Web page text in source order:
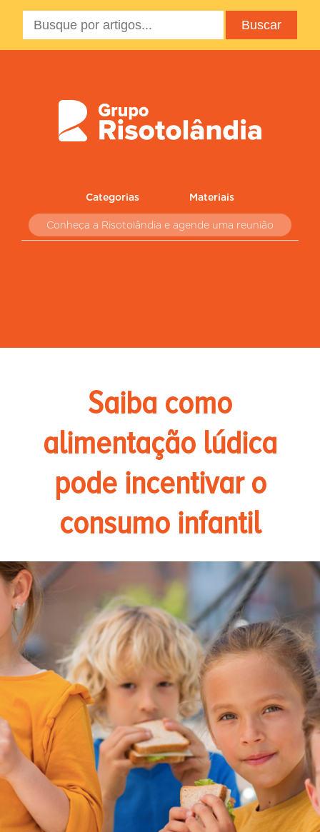
Categorias Materiais
Conheça a Risotolândia e agende uma reunião
Saiba como
alimentação lúdica
pode incentivar o
consumo infantil